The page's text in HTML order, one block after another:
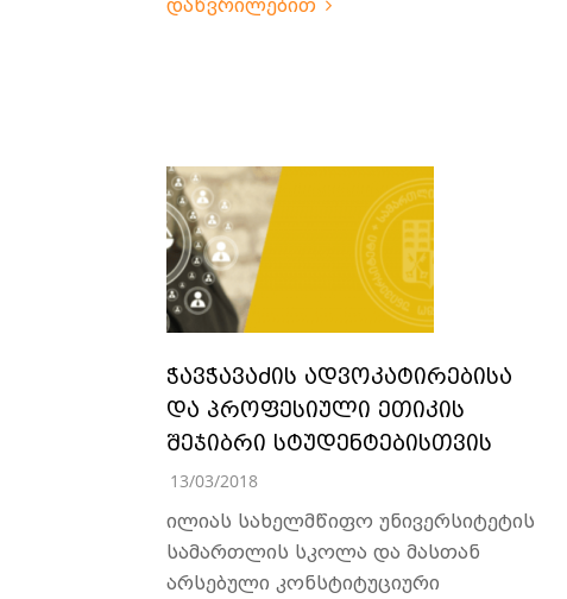
დაწვრილებით
ჭავჭავაძის ადვოკატირებისა
და პროფესიული ეთიკის
შეჯიბრი სტუდენტებისთვის
13/03/2018
ილიას სახელმწიფო უნივერსიტეტის
სამართლის სკოლა და მასთან
არსებული კონსტიტუციური